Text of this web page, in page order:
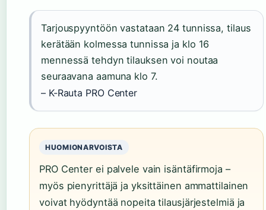
Tarjouspyyntöön vastataan 24 tunnissa, tilaus
kerätään kolmessa tunnissa ja klo 16
mennessä tehdyn tilauksen voi noutaa
seuraavana aamuna klo 7.
– K-Rauta PRO Center
HUOMIONARVOISTA
PRO Center ei palvele vain isäntäfirmoja –
myös pienyrittäjä ja yksittäinen ammattilainen
voivat hyödyntää nopeita tilausjärjestelmiä ja